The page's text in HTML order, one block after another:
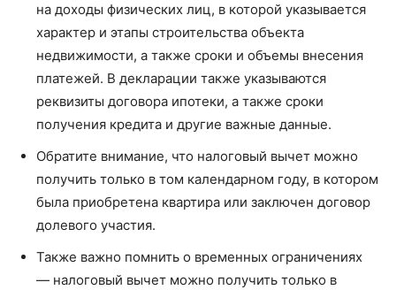
на доходы физических лиц, в которой указывается
характер и этапы строительства объекта
недвижимости, а также сроки и объемы внесения
платежей. В декларации также указываются
реквизиты договора ипотеки, а также сроки
получения кредита и другие важные данные.
Обратите внимание, что налоговый вычет можно
получить только в том календарном году, в котором
была приобретена квартира или заключен договор
долевого участия.
Также важно помнить о временных ограничениях
— налоговый вычет можно получить только в